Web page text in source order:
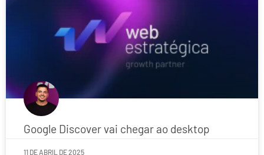
Google Discover vai chegar ao desktop
11 DE ABRIL DE 2025